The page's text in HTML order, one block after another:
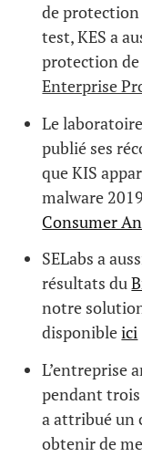
de protection
test, KES a
protection de
Enterprise
Le
publié ses
que KIS
malware
Consumer
SELabs a
résultats du
notre
disponibleici
L’entreprise
pendant
a attribué un
obtenir de